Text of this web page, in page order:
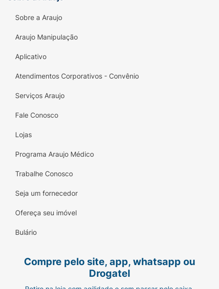
Sobre a Araujo
Araujo Manipulação
Aplicativo
Atendimentos Corporativos - Convênio
Serviços Araujo
Fale Conosco
Lojas
Programa Araujo Médico
Trabalhe Conosco
Seja um fornecedor
Ofereça seu imóvel
Bulário
Compre pelo site, app, whatsapp ou
Drogatel